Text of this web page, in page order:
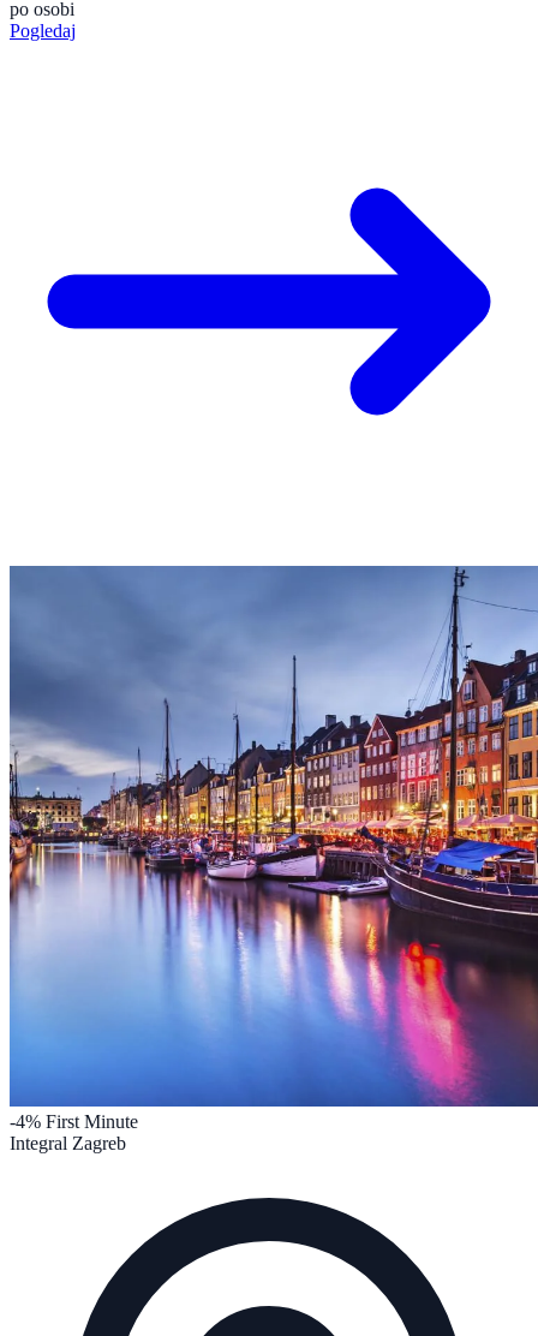
po osobi
Pogledaj
-4% First Minute
Integral Zagreb